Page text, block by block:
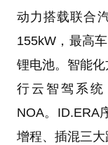
动力搭载联合
155kW，最高
锂电池。智能
行云智驾系
NOA。ID.ERA
增程、插混三大